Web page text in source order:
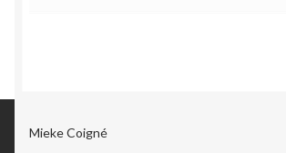
Mieke Coigné